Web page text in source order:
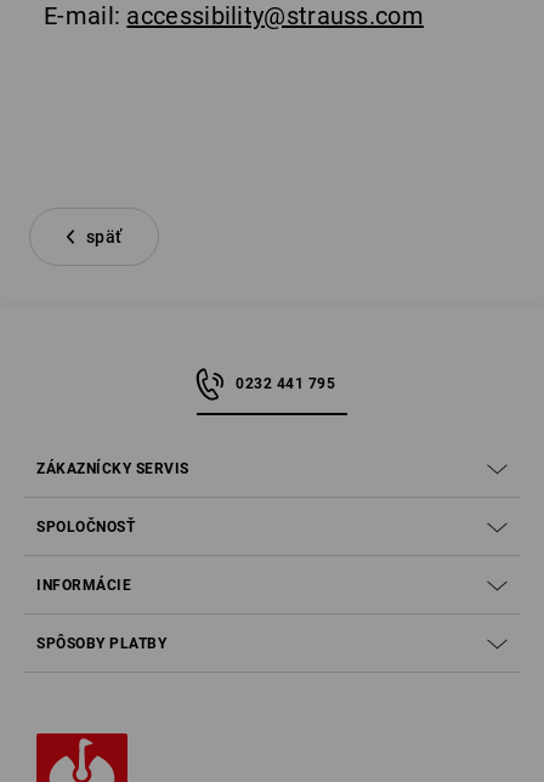
E-mail: accessibility@strauss.com
späť
0232 441 795
ZÁKAZNÍCKY SERVIS
SPOLOČNOSŤ
INFORMÁCIE
SPÔSOBY PLATBY